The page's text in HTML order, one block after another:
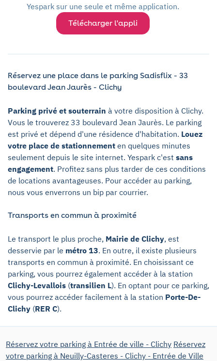
Yespark sur une seule et même application.
Télécharger l'appli
Réservez une place dans le parking Sadisflix - 33
boulevard Jean Jaurès - Clichy
Parking privé et souterrain à votre disposition à Clichy.
Vous le trouverez 33 boulevard Jean Jaurès. Le parking
est privé et dépend d'une résidence d'habitation. Louez
votre place de stationnement en quelques minutes
seulement depuis le site internet. Yespark c'est sans
engagement. Profitez sans plus tarder de ces conditions
de locations avantageuses. Pour accéder au parking,
nous vous enverrons un bip par courrier.
Transports en commun à proximité
Le transport le plus proche, Mairie de Clichy, est
desservie par le métro 13. En outre, il existe plusieurs
transports en commun à proximité. En choisissant ce
parking, vous pourrez également accéder à la station
Clichy-Levallois (transilien L). En optant pour ce parking,
vous pourrez accéder facilement à la station Porte-De-
Clichy (RER C).
Réservez votre parking à Entrée de ville - Clichy Réservez
votre parking à Neuilly-Casteres - Clichy - Entrée de Ville